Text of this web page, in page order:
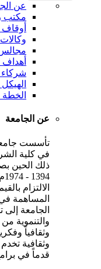
عن
مكتب
أوقاف
مجالس
أهداف
شركاء
الخطة
عن الجامعة
تأسست
ذلك الحين
الالتزام
المساهمة
الجامعة إلى
والتنموية
وثقافياً
وثقافية
قدماً في